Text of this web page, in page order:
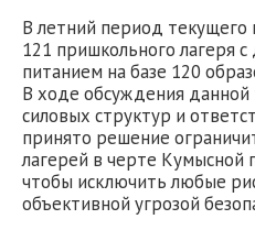
В летний период текущего
121 пришкольного лагеря
питанием на базе 120
В ходе обсуждения
силовых структур и
принято решение
лагерей в черте Кумысной
чтобы исключить любые
объективной угрозой